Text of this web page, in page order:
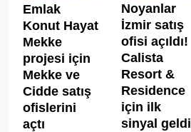
Emlak
Konut Hayat
Mekke
projesi için
Mekke ve
Cidde satış
ofislerini
açtı
Noyanlar
İzmir satış
ofisi açıldı!
Calista
Resort &
Residence
için ilk
sinyal geldi